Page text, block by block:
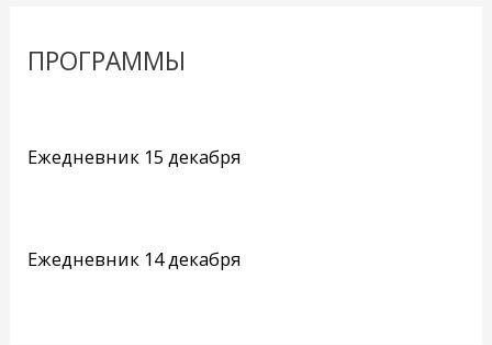
ПРОГРАММЫ
Ежедневник 15 декабря
Ежедневник 14 декабря